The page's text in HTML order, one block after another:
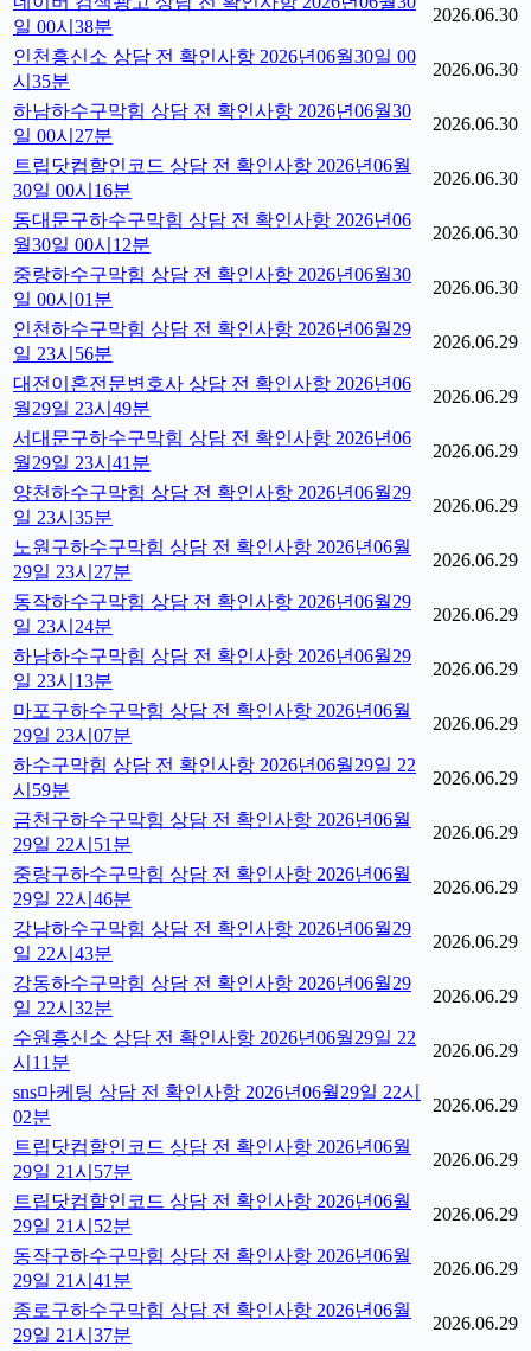
일 00시38분
2026.06.30
인천흥신소 상담 전 확인사항 2026년06월30일 00
시35분
2026.06.30
하남하수구막힘 상담 전 확인사항 2026년06월30
일 00시27분
2026.06.30
트립닷컴할인코드 상담 전 확인사항 2026년06월
30일 00시16분
2026.06.30
동대문구하수구막힘 상담 전 확인사항 2026년06
월30일 00시12분
2026.06.30
중랑하수구막힘 상담 전 확인사항 2026년06월30
일 00시01분
2026.06.30
인천하수구막힘 상담 전 확인사항 2026년06월29
일 23시56분
2026.06.29
대전이혼전문변호사 상담 전 확인사항 2026년06
월29일 23시49분
2026.06.29
서대문구하수구막힘 상담 전 확인사항 2026년06
월29일 23시41분
2026.06.29
양천하수구막힘 상담 전 확인사항 2026년06월29
일 23시35분
2026.06.29
노원구하수구막힘 상담 전 확인사항 2026년06월
29일 23시27분
2026.06.29
동작하수구막힘 상담 전 확인사항 2026년06월29
일 23시24분
2026.06.29
하남하수구막힘 상담 전 확인사항 2026년06월29
일 23시13분
2026.06.29
마포구하수구막힘 상담 전 확인사항 2026년06월
29일 23시07분
2026.06.29
하수구막힘 상담 전 확인사항 2026년06월29일 22
시59분
2026.06.29
금천구하수구막힘 상담 전 확인사항 2026년06월
29일 22시51분
2026.06.29
중랑구하수구막힘 상담 전 확인사항 2026년06월
29일 22시46분
2026.06.29
강남하수구막힘 상담 전 확인사항 2026년06월29
일 22시43분
2026.06.29
강동하수구막힘 상담 전 확인사항 2026년06월29
일 22시32분
2026.06.29
수원흥신소 상담 전 확인사항 2026년06월29일 22
시11분
2026.06.29
sns마케팅 상담 전 확인사항 2026년06월29일 22시
02분
2026.06.29
트립닷컴할인코드 상담 전 확인사항 2026년06월
29일 21시57분
2026.06.29
트립닷컴할인코드 상담 전 확인사항 2026년06월
29일 21시52분
2026.06.29
동작구하수구막힘 상담 전 확인사항 2026년06월
29일 21시41분
2026.06.29
종로구하수구막힘 상담 전 확인사항 2026년06월
29일 21시37분
2026.06.29